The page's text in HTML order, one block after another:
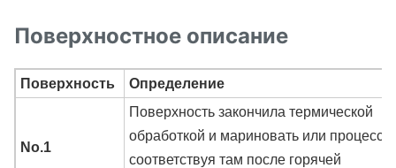
Поверхностное описание
Поверхность Определение
No.1
Поверхность закончила термической
обработкой и мариновать или
соответствуя там после горячей